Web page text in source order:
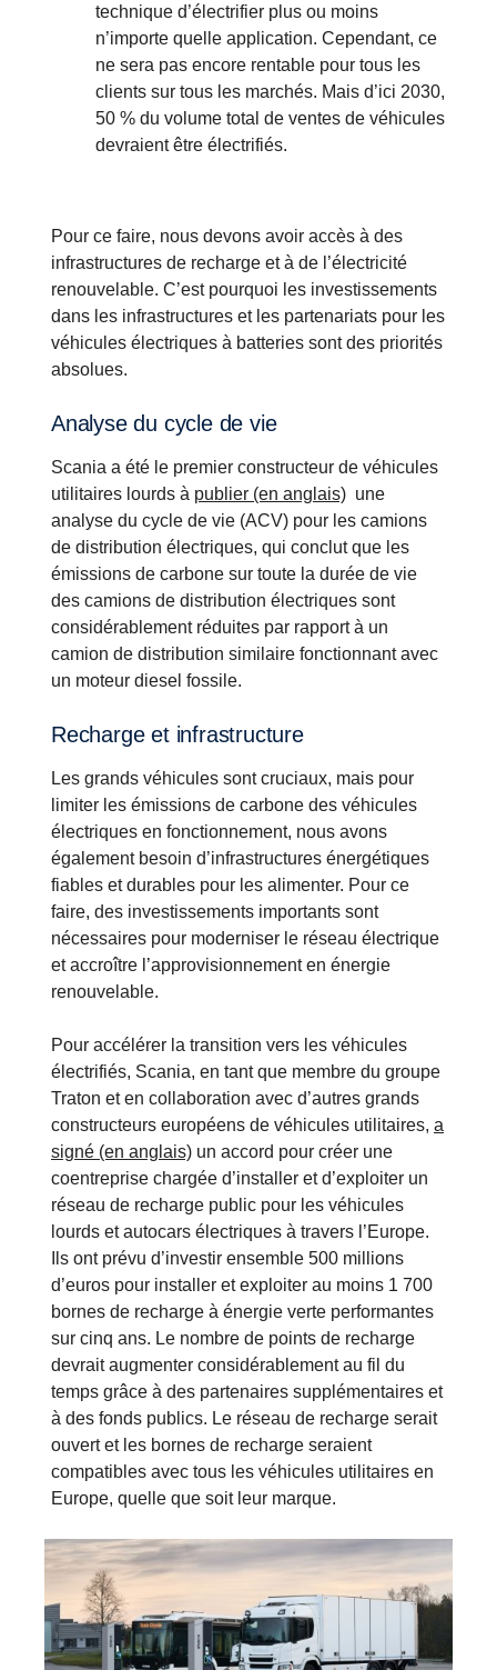
technique d’électrifier plus ou moins
n’importe quelle application. Cependant, ce
ne sera pas encore rentable pour tous les
clients sur tous les marchés. Mais d’ici 2030,
50 % du volume total de ventes de véhicules
devraient être électrifiés.
Pour ce faire, nous devons avoir accès à des
infrastructures de recharge et à de l’électricité
renouvelable. C’est pourquoi les investissements
dans les infrastructures et les partenariats pour les
véhicules électriques à batteries sont des priorités
absolues.
Analyse du cycle de vie
Scania a été le premier constructeur de véhicules
utilitaires lourds à publier (en anglais) une
analyse du cycle de vie (ACV) pour les camions
de distribution électriques, qui conclut que les
émissions de carbone sur toute la durée de vie
des camions de distribution électriques sont
considérablement réduites par rapport à un
camion de distribution similaire fonctionnant avec
un moteur diesel fossile.
Recharge et infrastructure
Les grands véhicules sont cruciaux, mais pour
limiter les émissions de carbone des véhicules
électriques en fonctionnement, nous avons
également besoin d’infrastructures énergétiques
fiables et durables pour les alimenter. Pour ce
faire, des investissements importants sont
nécessaires pour moderniser le réseau électrique
et accroître l’approvisionnement en énergie
renouvelable.
Pour accélérer la transition vers les véhicules
électrifiés, Scania, en tant que membre du groupe
Traton et en collaboration avec d’autres grands
constructeurs européens de véhicules utilitaires, a
signé (en anglais) un accord pour créer une
coentreprise chargée d’installer et d’exploiter un
réseau de recharge public pour les véhicules
lourds et autocars électriques à travers l’Europe.
Ils ont prévu d’investir ensemble 500 millions
d’euros pour installer et exploiter au moins 1 700
bornes de recharge à énergie verte performantes
sur cinq ans. Le nombre de points de recharge
devrait augmenter considérablement au fil du
temps grâce à des partenaires supplémentaires et
à des fonds publics. Le réseau de recharge serait
ouvert et les bornes de recharge seraient
compatibles avec tous les véhicules utilitaires en
Europe, quelle que soit leur marque.